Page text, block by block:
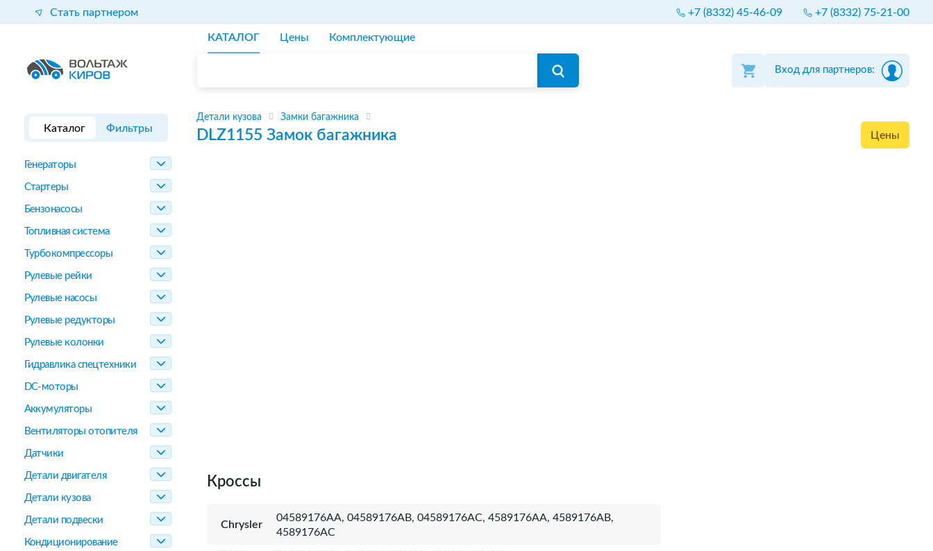
Стать партнером +7 (8332) 45-46-09 +7 (8332) 75-21-00
КАТАЛОГ Цены Комплектующие
Вход для партнеров:
Каталог Фильтры
Генераторы
Стартеры
Бензонасосы
Топливная система
Турбокомпрессоры
Рулевые рейки
Рулевые насосы
Рулевые редукторы
Рулевые колонки
Гидравлика спецтехники
DC-моторы
Аккумуляторы
Вентиляторы отопителя
Датчики
Детали двигателя
Детали кузова
Детали подвески
Кондиционирование
Детали кузова Замки багажника
DLZ1155 Замок багажника Цены
Кроссы
Chrysler
04589176AA, 04589176AB, 04589176AC, 4589176AA, 4589176AB,
4589176AC